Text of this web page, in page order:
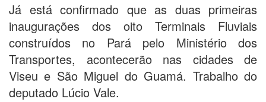
Já está confirmado que as duas primeiras
inaugurações dos oito Terminais Fluviais
construídos no Pará pelo Ministério dos
Transportes, acontecerão nas cidades de
Viseu e São Miguel do Guamá. Trabalho do
deputado Lúcio Vale.